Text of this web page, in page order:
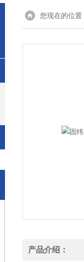
您现在的位置
产品介绍：